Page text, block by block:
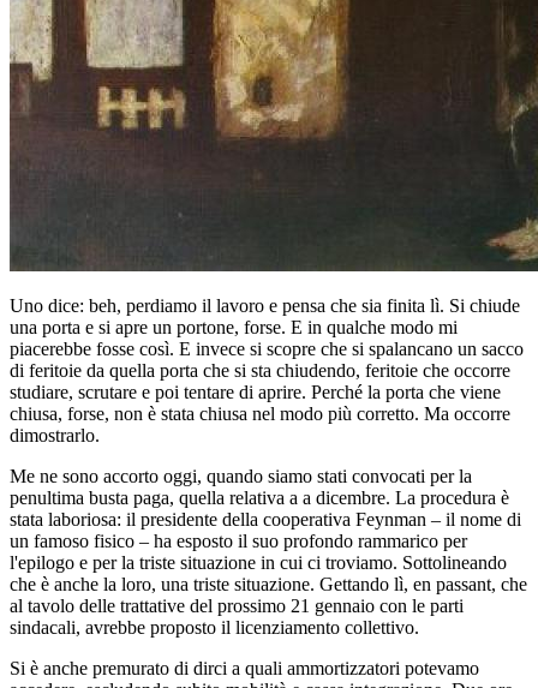
Uno dice: beh, perdiamo il lavoro e pensa che sia finita lì. Si chiude
una porta e si apre un portone, forse. E in qualche modo mi
piacerebbe fosse così. E invece si scopre che si spalancano un sacco
di feritoie da quella porta che si sta chiudendo, feritoie che occorre
studiare, scrutare e poi tentare di aprire. Perché la porta che viene
chiusa, forse, non è stata chiusa nel modo più corretto. Ma occorre
dimostrarlo.
Me ne sono accorto oggi, quando siamo stati convocati per la
penultima busta paga, quella relativa a a dicembre. La procedura è
stata laboriosa: il presidente della cooperativa Feynman – il nome di
un famoso fisico – ha esposto il suo profondo rammarico per
l'epilogo e per la triste situazione in cui ci troviamo. Sottolineando
che è anche la loro, una triste situazione. Gettando lì, en passant, che
al tavolo delle trattative del prossimo 21 gennaio con le parti
sindacali, avrebbe proposto il licenziamento collettivo.
Si è anche premurato di dirci a quali ammortizzatori potevamo